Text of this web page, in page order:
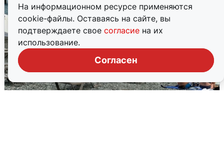
На информационном ресурсе применяются
cookie-файлы. Оставаясь на сайте, вы
подтверждаете свое согласие на их
использование.
Согласен